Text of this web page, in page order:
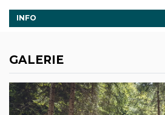
INFO
GALERIE